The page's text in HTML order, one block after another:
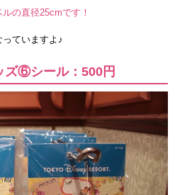
の直径25cmです！
ていますよ♪
ズ⑥シール：500円